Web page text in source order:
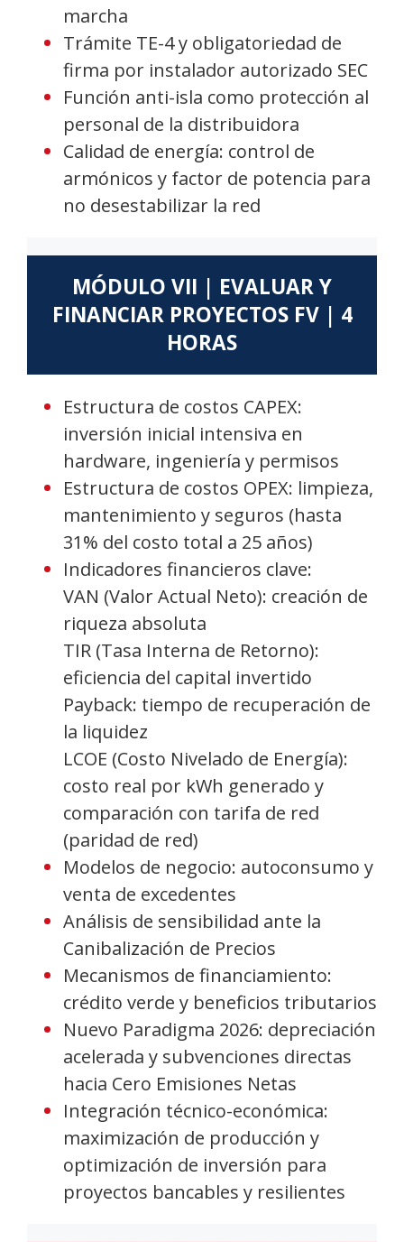
marcha
Trámite TE-4 y obligatoriedad de
firma por instalador autorizado SEC
Función anti-isla como protección al
personal de la distribuidora
Calidad de energía: control de
armónicos y factor de potencia para
no desestabilizar la red
MÓDULO VII | EVALUAR Y
FINANCIAR PROYECTOS FV | 4
HORAS
Estructura de costos CAPEX:
inversión inicial intensiva en
hardware, ingeniería y permisos
Estructura de costos OPEX: limpieza,
mantenimiento y seguros (hasta
31% del costo total a 25 años)
Indicadores financieros clave:
VAN (Valor Actual Neto): creación de
riqueza absoluta
TIR (Tasa Interna de Retorno):
eficiencia del capital invertido
Payback: tiempo de recuperación de
la liquidez
LCOE (Costo Nivelado de Energía):
costo real por kWh generado y
comparación con tarifa de red
(paridad de red)
Modelos de negocio: autoconsumo y
venta de excedentes
Análisis de sensibilidad ante la
Canibalización de Precios
Mecanismos de financiamiento:
crédito verde y beneficios tributarios
Nuevo Paradigma 2026: depreciación
acelerada y subvenciones directas
hacia Cero Emisiones Netas
Integración técnico-económica:
maximización de producción y
optimización de inversión para
proyectos bancables y resilientes